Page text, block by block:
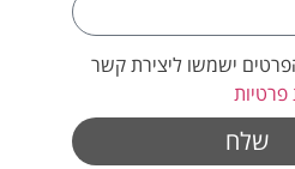
ישמשו ליצירת קשר
פרטיות
שלח